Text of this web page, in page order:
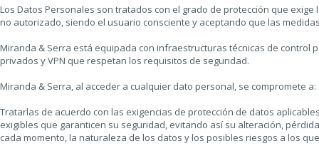
Los Datos Personales son tratados con el grado de protección que
no autorizado, siendo el usuario consciente y aceptando que las
Miranda & Serra está equipada con infraestructuras técnicas de control
privados y VPN que respetan los requisitos de seguridad.
Miranda & Serra, al acceder a cualquier dato personal, se compromete a:
Tratarlas de acuerdo con las exigencias de protección de datos
exigibles que garanticen su seguridad, evitando así su alteración,
cada momento, la naturaleza de los datos y los posibles riesgos a los